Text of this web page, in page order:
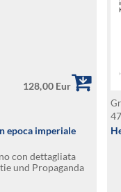
128,00 Eur
epoca imperiale
con dettagliata
und Propaganda
47